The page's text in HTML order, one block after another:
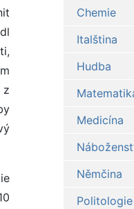
z
Chemie
Italština
Hudba
Medicína
Němčina
Politologie